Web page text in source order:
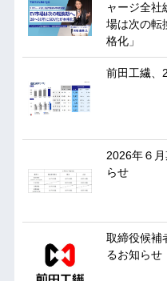
ャージ全社
場は次の転
格化」
前田工繊、
2026年６
らせ
取締役候補
るお知らせ